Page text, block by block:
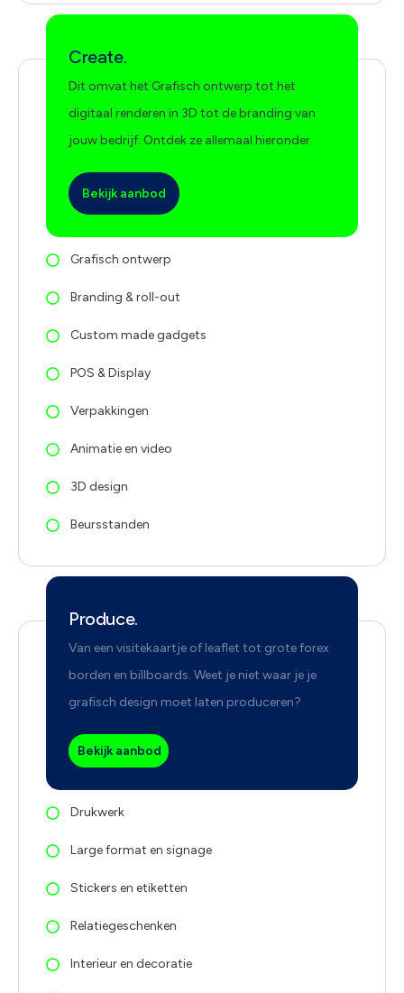
Create.
Dit omvat het Grafisch ontwerp tot het
digitaal renderen in 3D tot de branding van
jouw bedrijf. Ontdek ze allemaal hieronder.
Bekijk aanbod
Grafisch ontwerp
Branding & roll-out
Custom made gadgets
POS & Display
Verpakkingen
Animatie en video
3D design
Beursstanden
Produce.
Van een visitekaartje of leaflet tot grote forex
borden en billboards. Weet je niet waar je je
grafisch design moet laten produceren?
Bekijk aanbod
Drukwerk
Large format en signage
Stickers en etiketten
Relatiegeschenken
Interieur en decoratie